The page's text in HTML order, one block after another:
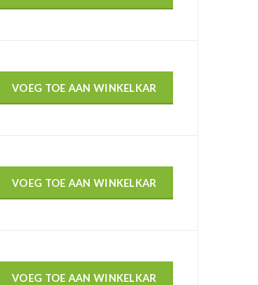
VOEG TOE AAN WINKELKAR
VOEG TOE AAN WINKELKAR
VOEG TOE AAN WINKELKAR